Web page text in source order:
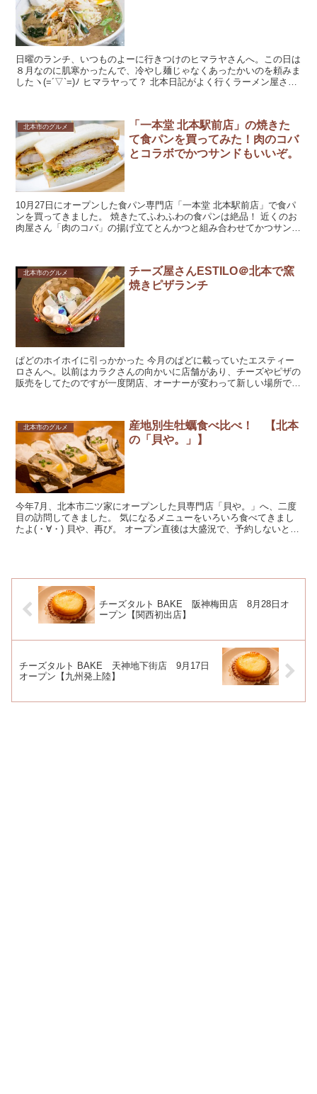
日曜のランチ、いつものよーに行きつけのヒマラヤさんへ。この日は
８月なのに肌寒かったんで、冷やし麺じゃなくあったかいのを頼みま
したヽ(=´▽`=)ﾉ ヒマラヤって？ 北本日記がよく行くラーメン屋さん
北本市のグルメ
「一本堂 北本駅前店」の焼きた
て食パンを買ってみた！肉のコバ
とコラボでかつサンドもいいぞ。
10月27日にオープンした食パン専門店「一本堂 北本駅前店」で食パ
ンを買ってきました。 焼きたてふわふわの食パンは絶品！ 近くのお
肉屋さん「肉のコバ」の揚げ立てとんかつと組み合わせてかつサンド
北本市のグルメ
チーズ屋さんESTILO＠北本で窯
焼きピザランチ
ぱどのホイホイに引っかかった 今月のぱどに載っていたエスティー
ロさんへ。以前はカラクさんの向かいに店舗があり、チーズやピザの
販売をしてたのですが一度閉店、オーナーが変わって新しい場所でオ
北本市のグルメ
産地別生牡蠣食べ比べ！ 【北本
の「貝や。」】
今年7月、北本市二ツ家にオープンした貝専門店「貝や。」へ、二度
目の訪問してきました。 気になるメニューをいろいろ食べてきまし
たよ(・∀・) 貝や、再び。 オープン直後は大盛況で、予約しないと入
チーズタルト BAKE 阪神梅田店 8月28日オ
ープン【関西初出店】
チーズタルト BAKE 天神地下街店 9月17日
オープン【九州発上陸】